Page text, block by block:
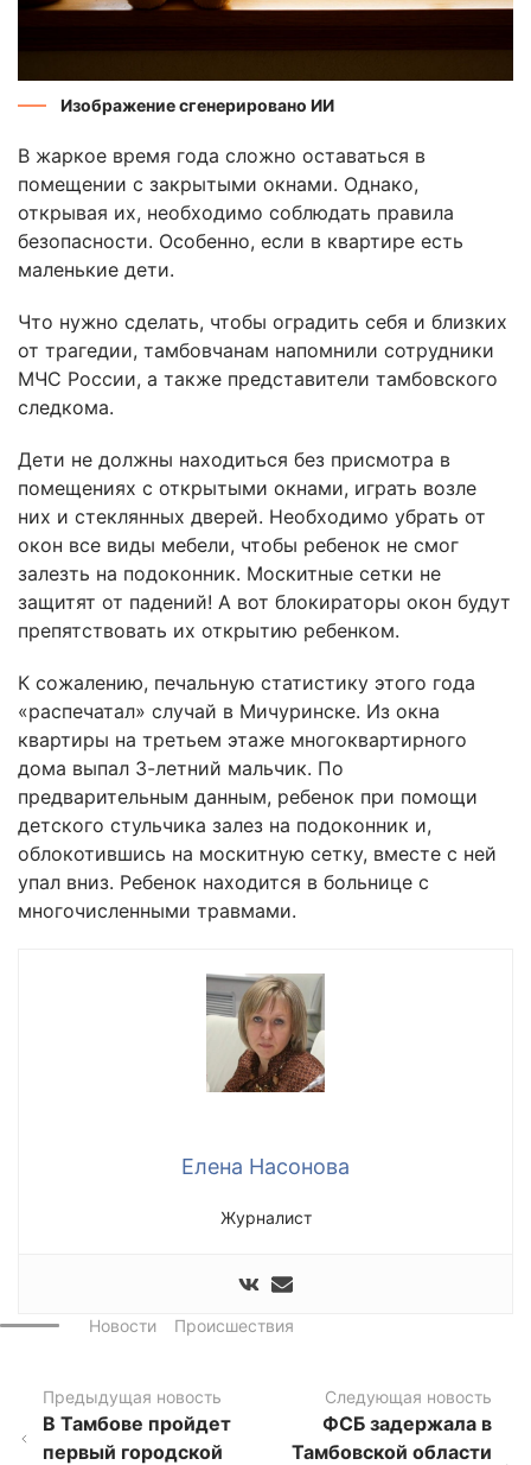
Изображение сгенерировано ИИ
В жаркое время года сложно оставаться в
помещении с закрытыми окнами. Однако,
открывая их, необходимо соблюдать правила
безопасности. Особенно, если в квартире есть
маленькие дети.
Что нужно сделать, чтобы оградить себя и близких
от трагедии, тамбовчанам напомнили сотрудники
МЧС России, а также представители тамбовского
следкома.
Дети не должны находиться без присмотра в
помещениях с открытыми окнами, играть возле
них и стеклянных дверей. Необходимо убрать от
окон все виды мебели, чтобы ребенок не смог
залезть на подоконник. Москитные сетки не
защитят от падений! А вот блокираторы окон будут
препятствовать их открытию ребенком.
К сожалению, печальную статистику этого года
«распечатал» случай в Мичуринске. Из окна
квартиры на третьем этаже многоквартирного
дома выпал 3-летний мальчик. По
предварительным данным, ребенок при помощи
детского стульчика залез на подоконник и,
облокотившись на москитную сетку, вместе с ней
упал вниз. Ребенок находится в больнице с
многочисленными травмами.
Елена Насонова
Журналист
Новости Происшествия
Предыдущая новость
В Тамбове пройдет
первый городской
Следующая новость
ФСБ задержала в
Тамбовской области